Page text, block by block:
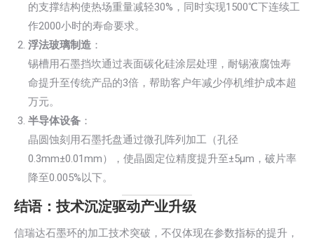
的支撑结构使热场重量减轻30%，同时实现1500℃下连续工
作2000小时的寿命要求。
浮法玻璃制造 ：
锡槽用石墨挡坎通过表面碳化硅涂层处理，耐锡液腐蚀寿
命提升至传统产品的3倍，帮助客户年减少停机维护成本超
万元。
半导体设备 ：
晶圆蚀刻用石墨托盘通过微孔阵列加工（孔径
0.3mm±0.01mm），使晶圆定位精度提升至±5μm，破片率
降至0.005%以下。
结语：技术沉淀驱动产业升级
信瑞达石墨环的加工技术突破，不仅体现在参数指标的提升，